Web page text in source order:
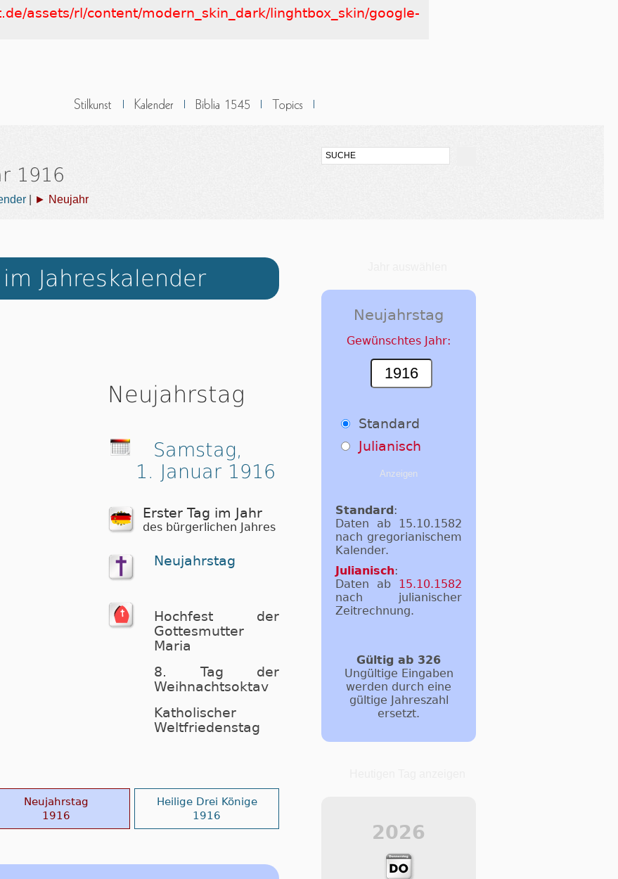
1916
► Neujahr
im Jahreskalender
Neujahrstag
Samstag,
1. Januar 1916
Erster Tag im Jahr
des bürgerlichen Jahres
Neujahrstag
Hochfest der
Gottesmutter
Maria
8. Tag der
Weihnachtsoktav
Katholischer
Weltfrie­denstag
Neujahrstag
1916
Heilige Drei Könige
1916
Neujahrstag
Gewünschtes Jahr:
Standard
Julianisch
Standard:
Daten ab 15.10.1582
nach gregorianischem
Kalender.
Julianisch:
Daten ab 15.10.1582
nach julianischer
Zeitrechnung.
Gültig ab 326
Ungültige Eingaben
werden durch eine
gültige Jahreszahl
ersetzt.
2026
assets/rl/content/modern_skin_dark/linghtbox_skin/google-